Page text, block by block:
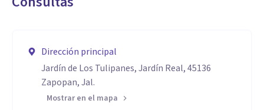
Dirección principal
Jardín de Los Tulipanes, Jardín Real, 45136
Zapopan, Jal.
Mostrar en el mapa